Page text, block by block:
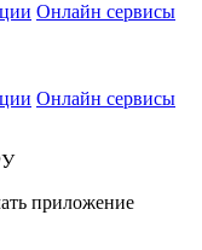
Онлайн сервисы
Онлайн сервисы